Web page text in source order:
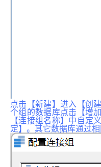
点击【新建】进入【创
个组的数据库点击【增
【连接组名称】中自定
定】。其它数据库通过